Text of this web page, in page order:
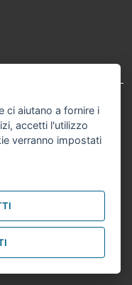
riservati.
ci aiutano a fornire i
accetti l'utilizzo
verranno impostati